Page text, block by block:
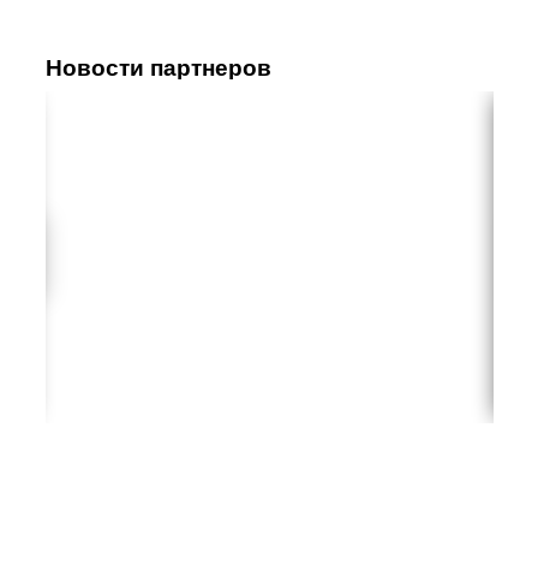
Новости партнеров